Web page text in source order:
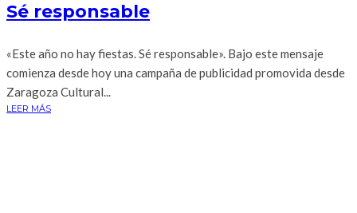
Sé responsable
«Este año no hay fiestas. Sé responsable». Bajo este mensaje
comienza desde hoy una campaña de publicidad promovida desde
Zaragoza Cultural...
LEER MÁS